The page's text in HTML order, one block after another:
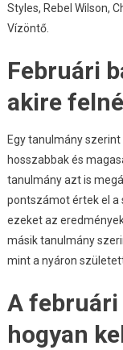
Styles, Rebel Wilson,
Vízöntő.
Februári
akire
Egy tanulmány
hosszabbak és
tanulmány azt is
pontszámot értek el a
ezeket az
másik tanulmány
mint a nyáron
A februári
hogyan